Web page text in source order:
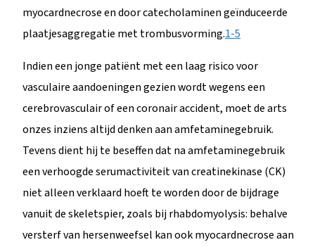
myocardnecrose en door catecholaminen geïnduceerde
plaatjesaggregatie met trombusvorming.1-5
Indien een jonge patiënt met een laag risico voor
vasculaire aandoeningen gezien wordt wegens een
cerebrovasculair of een coronair accident, moet de arts
onzes inziens altijd denken aan amfetaminegebruik.
Tevens dient hij te beseffen dat na amfetaminegebruik
een verhoogde serumactiviteit van creatinekinase (CK)
niet alleen verklaard hoeft te worden door de bijdrage
vanuit de skeletspier, zoals bij rhabdomyolysis: behalve
versterf van hersenweefsel kan ook myocardnecrose aan